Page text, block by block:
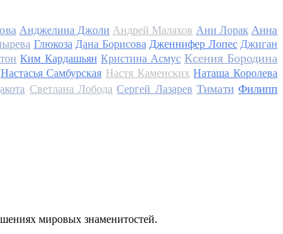
Анджелина Джоли Андрей Малахов Ани Лорак Анна
Глюкоза Дана Борисова Дженнифер Лопес Джиган
Ким Кардашьян Кристина Асмус Ксения Бородина
Настасья Самбурская Настя Каменских Наташа Королева
Светлана Лобода Сергей Лазарев Тимати Филипп
мировых знаменитостей.